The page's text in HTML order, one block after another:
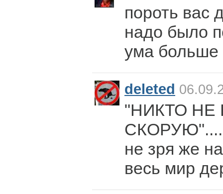
пороть вас
надо было
ума
deleted
"НИКТО НЕ
СКОРУЮ"....
не зря же
весь мир